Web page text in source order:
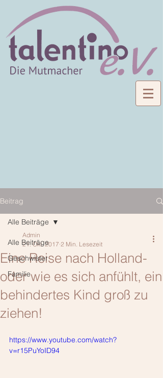
Beitrag
Alle Beiträge
Geschwister
Familie
Alle Beiträge
Eine Reise nach Holland-
oder wie es sich anfühlt, ein
behindertes Kind groß zu
ziehen!
Admin
21. Okt. 2017 2 Min. Lesezeit
https://www.youtube.com/watch?
v=r15PuYoID94